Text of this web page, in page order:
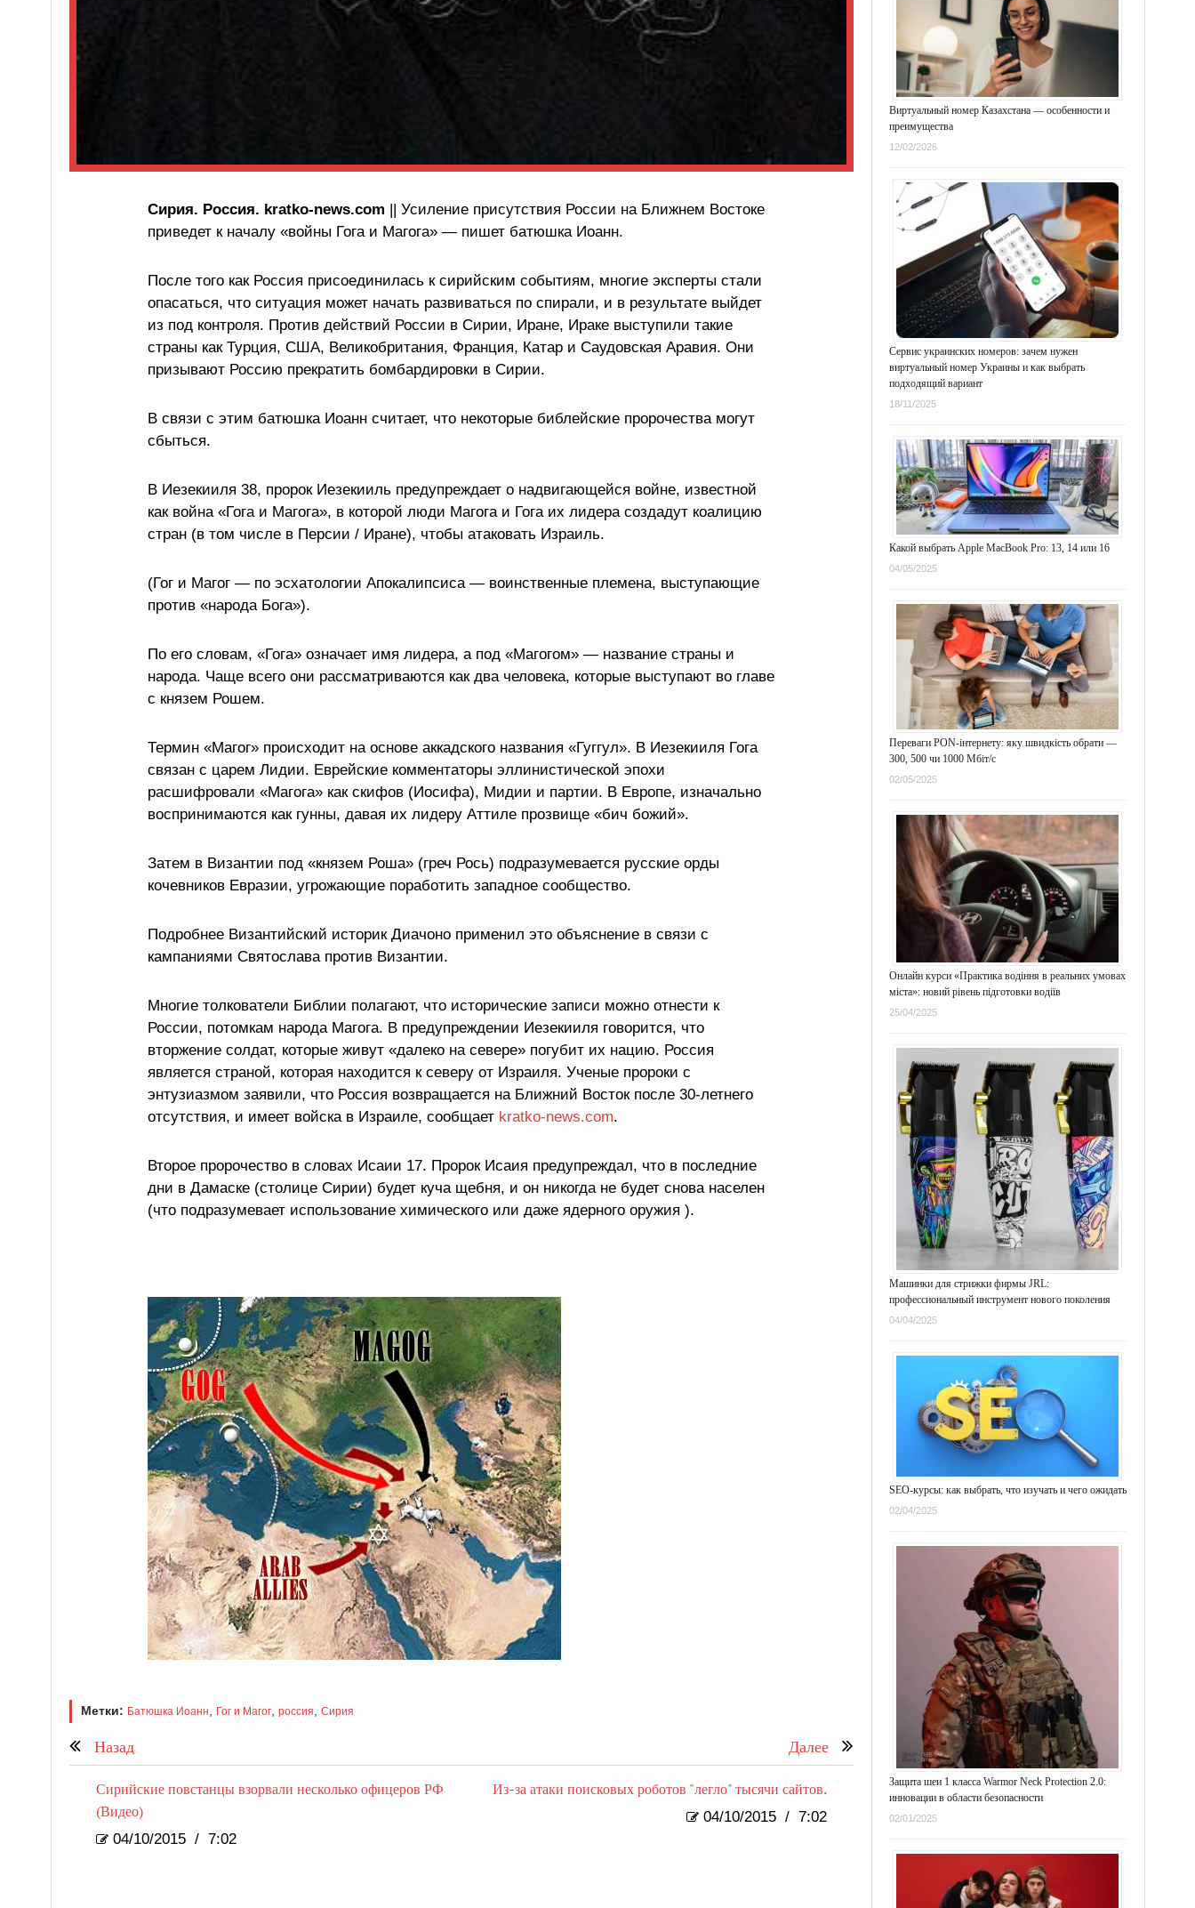
Сирия. Россия. kratko-news.com || Усиление присутствия России на Ближнем Востоке
приведет к началу «войны Гога и Магога» — пишет батюшка Иоанн.
После того как Россия присоединилась к сирийским событиям, многие эксперты стали
опасаться, что ситуация может начать развиваться по спирали, и в результате выйдет
из под контроля. Против действий России в Сирии, Иране, Ираке выступили такие
страны как Турция, США, Великобритания, Франция, Катар и Саудовская Аравия. Они
призывают Россию прекратить бомбардировки в Сирии.
В связи с этим батюшка Иоанн считает, что некоторые библейские пророчества могут
сбыться.
В Иезекииля 38, пророк Иезекииль предупреждает о надвигающейся войне, известной
как война «Гога и Магога», в которой люди Магога и Гога их лидера создадут коалицию
стран (в том числе в Персии / Иране), чтобы атаковать Израиль.
(Гог и Магог — по эсхатологии Апокалипсиса — воинственные племена, выступающие
против «народа Бога»).
По его словам, «Гога» означает имя лидера, а под «Магогом» — название страны и
народа. Чаще всего они рассматриваются как два человека, которые выступают во главе
с князем Рошем.
Термин «Магог» происходит на основе аккадского названия «Гуггул». В Иезекииля Гога
связан с царем Лидии. Еврейские комментаторы эллинистической эпохи
расшифровали «Магога» как скифов (Иосифа), Мидии и партии. В Европе, изначально
воспринимаются как гунны, давая их лидеру Аттиле прозвище «бич божий».
Затем в Византии под «князем Роша» (греч Рось) подразумевается русские орды
кочевников Евразии, угрожающие поработить западное сообщество.
Подробнее Византийский историк Диачоно применил это объяснение в связи с
кампаниями Святослава против Византии.
Многие толкователи Библии полагают, что исторические записи можно отнести к
России, потомкам народа Магога. В предупреждении Иезекииля говорится, что
вторжение солдат, которые живут «далеко на севере» погубит их нацию. Россия
является страной, которая находится к северу от Израиля. Ученые пророки с
энтузиазмом заявили, что Россия возвращается на Ближний Восток после 30-летнего
отсутствия, и имеет войска в Израиле, сообщает kratko-news.com.
Второе пророчество в словах Исаии 17. Пророк Исаия предупреждал, что в последние
дни в Дамаске (столице Сирии) будет куча щебня, и он никогда не будет снова населен
(что подразумевает использование химического или даже ядерного оружия ).
Метки: Батюшка Иоанн Гог и Магог, россия Сирия
Назад Далее
Сирийские повстанцы взорвали несколько офицеров РФ
(Видео)
04/10/2015 / 7:02
Из-за атаки поисковых роботов "легло" тысячи сайтов.
04/10/2015 / 7:02
Виртуальный номер Казахстана — особенности и
преимущества
12/02/2026
Сервис украинских номеров: зачем нужен
виртуальный номер Украины и как выбрать
подходящий вариант
18/11/2025
Какой выбрать Apple MacBook Pro: 13, 14 или 16
04/05/2025
Переваги PON-інтернету: яку швидкість обрати —
300, 500 чи 1000 Мбіт/с
02/05/2025
Онлайн курси «Практика водіння в реальних умовах
міста»: новий рівень підготовки водіїв
25/04/2025
Машинки для стрижки фирмы JRL:
профессиональный инструмент нового поколения
04/04/2025
SEO-курсы: как выбрать, что изучать и чего ожидать
02/04/2025
Защита шеи 1 класса Warmor Neck Protection 2.0:
инновации в области безопасности
02/01/2025